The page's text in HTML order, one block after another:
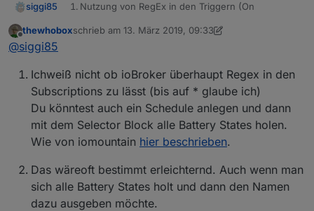
siggi85
Nutzung von RegEx in den Triggern (On
Damit kann man bspw. einen Trigger für den
hinzukommen automatisch mit dabei und man
kann nicht vergessen diese einzubinden.
Dynamischer, Flexibler und fehlerunanfälliger. :)
Ich habe teilweise schon Blocklys gebaut,
exportiert und als JS Script laufen lassen, nur
damit ich einen RegEx verwenden konnte, bspw.
Name des darüber liegen Objektes in Trigger
nutzen
Wenn ich einen Sensor habe mit Namen
Offline
thewhoboxschrieb am 13. März 2019, 09:33
zuletzt editiert von thewhobox
@siggi85
Ichweiß nicht ob ioBroker überhaupt Regex in den
Subscriptions zu lässt (bis auf * glaube ich)
Du könntest auch ein Schedule anlegen und dann
mit dem Selector Block alle Battery States holen.
Wie von iomountain hier beschrieben.
Das wäreoft bestimmt erleichternd. Auch wenn man
sich alle Battery States holt und dann den Namen
dazu ausgeben möchte.